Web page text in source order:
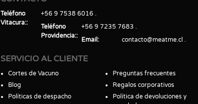
Teléfono
Vitacura:
+56 9 7538 6016
Teléfono
Providencia:
+56 9 7235 7683
Email
contacto@meatme.cl
SERVICIO AL CLIENTE
Cortes de Vacuno
Blog
Políticas de despacho
Preguntas frecuentes
Regalos corporativos
Política de devoluciones y